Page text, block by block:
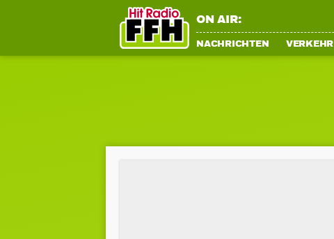
ON AIR:
NACHRICHTEN VERKEHR